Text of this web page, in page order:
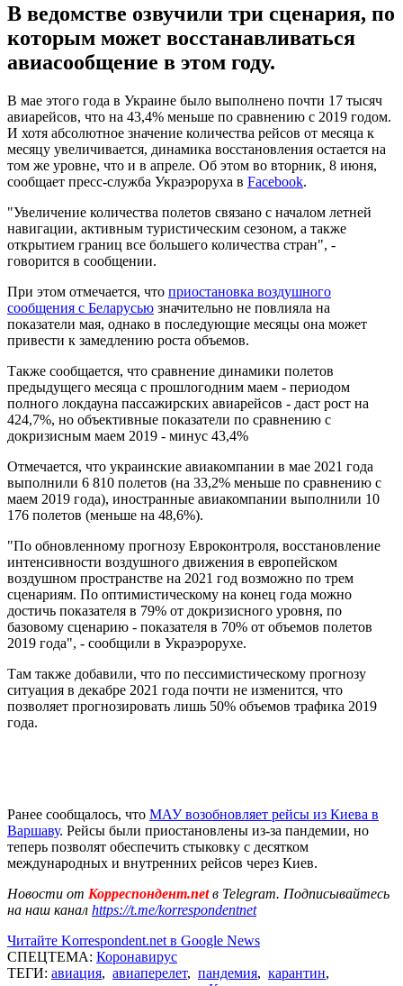
В ведомстве озвучили три сценария, по
которым может восстанавливаться
авиасообщение в этом году.
В мае этого года в Украине было выполнено почти 17 тысяч
авиарейсов, что на 43,4% меньше по сравнению с 2019 годом.
И хотя абсолютное значение количества рейсов от месяца к
месяцу увеличивается, динамика восстановления остается на
том же уровне, что и в апреле. Об этом во вторник, 8 июня,
сообщает пресс-служба Украэроруха в Facebook.
"Увеличение количества полетов связано с началом летней
навигации, активным туристическим сезоном, а также
открытием границ все большего количества стран", -
говорится в сообщении.
При этом отмечается, что приостановка воздушного
сообщения с Беларусью значительно не повлияла на
показатели мая, однако в последующие месяцы она может
привести к замедлению роста объемов.
Также сообщается, что сравнение динамики полетов
предыдущего месяца с прошлогодним маем - периодом
полного локдауна пассажирских авиарейсов - даст рост на
424,7%, но объективные показатели по сравнению с
докризисным маем 2019 - минус 43,4%
Отмечается, что украинские авиакомпании в мае 2021 года
выполнили 6 810 полетов (на 33,2% меньше по сравнению с
маем 2019 года), иностранные авиакомпании выполнили 10
176 полетов (меньше на 48,6%).
"По обновленному прогнозу Евроконтроля, восстановление
интенсивности воздушного движения в европейском
воздушном пространстве на 2021 год возможно по трем
сценариям. По оптимистическому на конец года можно
достичь показателя в 79% от докризисного уровня, по
базовому сценарию - показателя в 70% от объемов полетов
2019 года", - сообщили в Украэрорухе.
Там также добавили, что по пессимистическому прогнозу
ситуация в декабре 2021 года почти не изменится, что
позволяет прогнозировать лишь 50% объемов трафика 2019
года.
Ранее сообщалось, что МАУ возобновляет рейсы из Киева в
Варшаву. Рейсы были приостановлены из-за пандемии, но
теперь позволят обеспечить стыковку с десятком
международных и внутренних рейсов через Киев.
Новости от Корреспондент.netв Telegram. Подписывайтесь
на наш канал https://t.me/korrespondentnet
Читайте Korrespondent.net в Google News
СПЕЦТЕМА: Коронавирус
ТЕГИ: авиация, авиаперелет, пандемия, карантин,